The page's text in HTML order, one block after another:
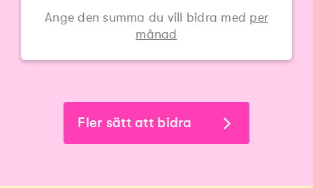
Ange den summa du vill bidra med per
månad
Fler sätt att bidra